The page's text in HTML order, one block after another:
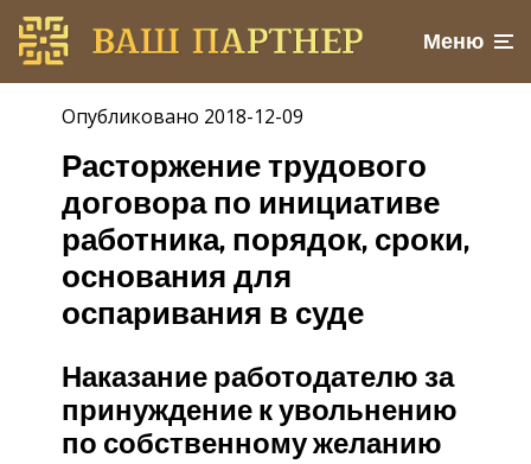
Меню
Опубликовано 2018-12-09
Расторжение трудового
договора по инициативе
работника, порядок, сроки,
основания для
оспаривания в суде
Наказание работодателю за
принуждение к увольнению
по собственному желанию